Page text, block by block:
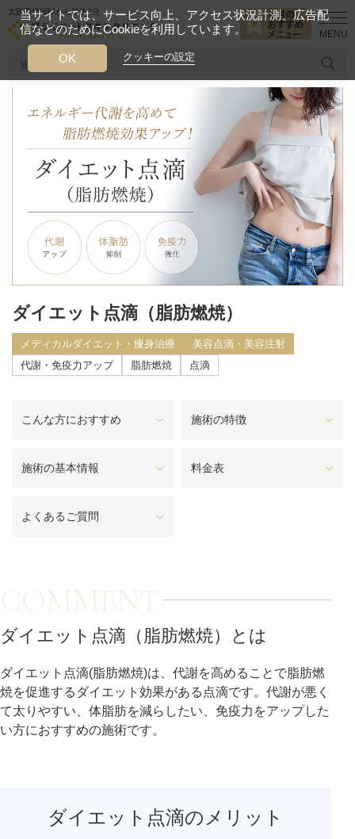
大阪西梅田駅から徒歩2分
リジュランアイ 頭
今月のおすすめメニュー
当クリニック月替わりのおすすめのメニュー
プライベートスキンクリニックが
選ばれる理由
クリニックについて
料金一覧
初めての方へ
医師の
アクセス
西梅田から徒歩2分
予約方法に
ついて
よくあるご質問
診療メニュー メディカルダイエット・痩身治療 ダイエ
ダイエット点滴（脂肪燃焼）
メディカルダイエット・痩身治療
美容点滴・美容注射
代謝・免疫力アップ
脂肪燃焼 点滴
こんな方におすすめ 施術の特徴
施術の基本情報 料金表
よくあるご質問
ダイエット点滴（脂肪燃焼）とは
ダイエット点滴(脂肪燃焼)は、代謝を高めることで脂肪燃
焼を促進するダイエット効果がある点滴です。代謝が悪く
て太りやすい、体脂肪を減らしたい、免疫力をアップした
い方におすすめの施術です。
ダイエット点滴のメリット
当サイトでは、サービス向上、アクセス状況計測、広告配
信などのためにCookieを利用しています。
クッキーの設定
OK